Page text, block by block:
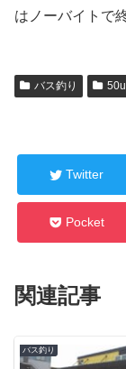
はノーバイトで
バス釣り
Twitter
Pocket
関連記事
バス釣り